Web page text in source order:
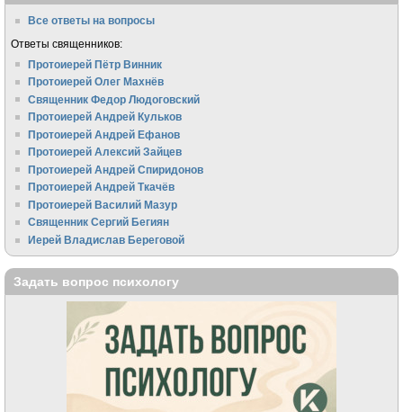
Все ответы на вопросы
Ответы священников:
Протоиерей Пётр Винник
Протоиерей Олег Махнёв
Священник Федор Людоговский
Протоиерей Андрей Кульков
Протоиерей Андрей Ефанов
Протоиерей Алексий Зайцев
Протоиерей Андрей Спиридонов
Протоиерей Андрей Ткачёв
Протоиерей Василий Мазур
Священник Сергий Бегиян
Иерей Владислав Береговой
Задать вопрос психологу